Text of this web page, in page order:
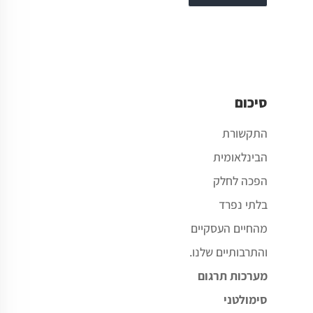
סיכום
התקשורת
הבינלאומית
הפכה לחלק
בלתי נפרד
מהחיים העסקיים
והתרבותיים שלנו.
מערכות תרגום
סימולטני